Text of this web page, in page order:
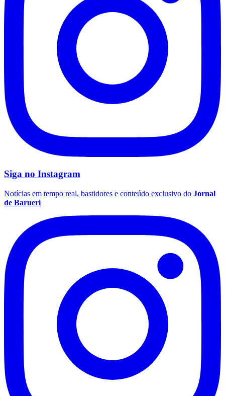
Siga no Instagram
Notícias em tempo real, bastidores e conteúdo exclusivo do Jornal
de Barueri